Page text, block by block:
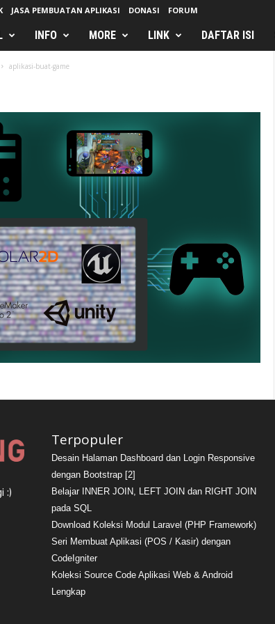
JASA PEMBUATAN APLIKASI DONASI FORUM
INFO MORE LINK DAFTAR ISI
aplikasi-buat-game
:)
Terpopuler
Desain Halaman Dashboard dan Login Responsive
dengan Bootstrap [2]
Belajar INNER JOIN, LEFT JOIN dan RIGHT JOIN
pada SQL
Download Koleksi Modul Laravel (PHP Framework)
Seri Membuat Aplikasi (POS / Kasir) dengan
CodeIgniter
Koleksi Source Code Aplikasi Web & Android
Lengkap